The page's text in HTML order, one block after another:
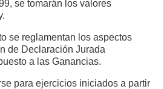
se tomarán los valores
se reglamentan los aspectos
de Declaración Jurada
a las Ganancias.
para ejercicios iniciados a partir